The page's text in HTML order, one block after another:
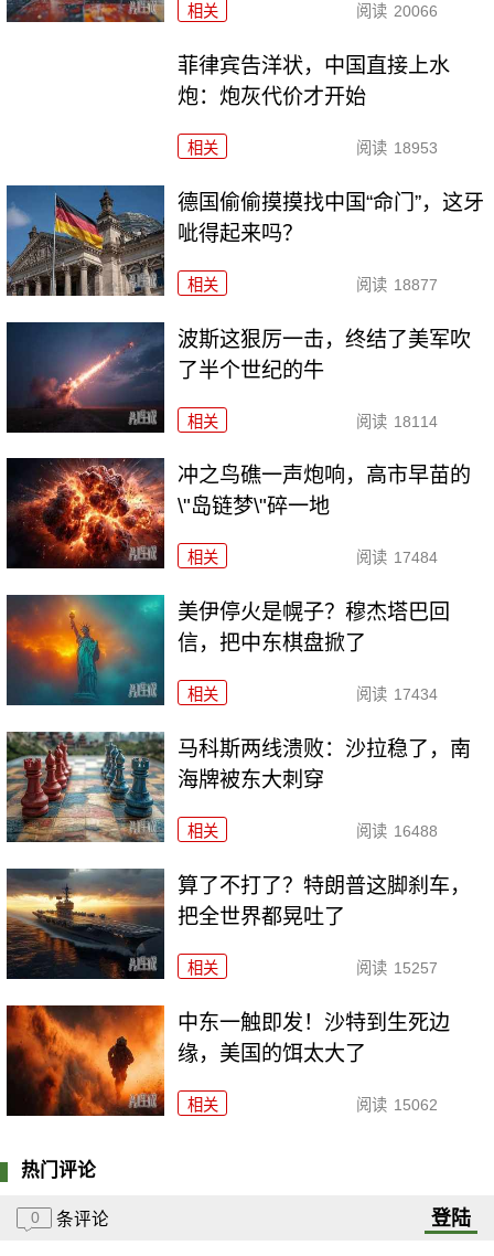
相关 阅读 20066
菲律宾告洋状，中国直接上水
炮：炮灰代价才开始
相关 阅读 18953
德国偷偷摸摸找中国“命门”，这牙
呲得起来吗？
相关 阅读 18877
波斯这狠厉一击，终结了美军吹
了半个世纪的牛
相关 阅读 18114
冲之鸟礁一声炮响，高市早苗的
\"岛链梦\"碎一地
相关 阅读 17484
美伊停火是幌子？穆杰塔巴回
信，把中东棋盘掀了
相关 阅读 17434
马科斯两线溃败：沙拉稳了，南
海牌被东大刺穿
相关 阅读 16488
算了不打了？特朗普这脚刹车，
把全世界都晃吐了
相关 阅读 15257
中东一触即发！沙特到生死边
缘，美国的饵太大了
相关 阅读 15062
热门评论
0 条评论 登陆